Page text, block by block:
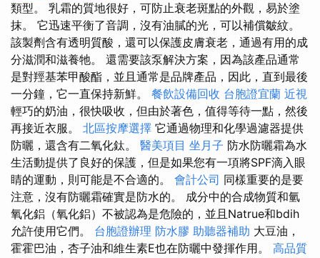
類型。 乳霜的質地很好，可防止衰老斑點的外觀，易於塗
抹。 它迅速平衡了音調，沒有油膩的光，可以補償皺紋。
該製劑含有透明質酸，還可以保護皮膚衰老，通過有用的成
分滋潤和滋養牠。 還需要該泵解決方案，因為該產品通常
是對羥基苯甲酸酯，並且通常是品牌產品，因此，直到最後
一分鐘，它一直保持新鮮。 餐飲設備回收 台胞證宜蘭 近視
輕巧的奶油，很快吸收，但由於著色，值得等待一點，然後
再接近衣服。 北區按摩選擇 它通過物理和化學過濾器提供
防曬，還含有二氧化鈦。 醫美項目 坐月子 防水防曬霜為水
生活動提供了良好的保護，但是如果您有一項將SPF滴入眼
睛的運動，則可能是不合適的。 會計公司 同樣重要的是要
注意，沒有防曬霜確實是防水的。 成分中的合成物質和氫
氧化鋁（氧化鋁）不被認為是危險的，並且Natrue和bdih
允許使用它們。 台胞證辦理 防水膠 助聽器補助 大豆油，
霍霍巴油，杏子油和維生素E也在防曬中發揮作用。 高品質